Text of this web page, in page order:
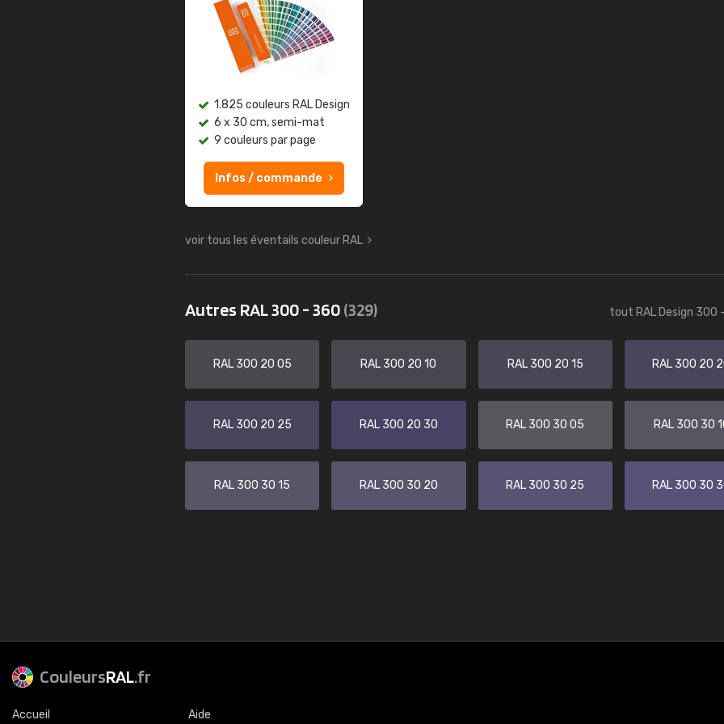
1.825 couleurs RAL Design
6 x 30 cm, semi-mat
9 couleurs par page
Infos / commande
voir tous les éventails couleur RAL
Autres RAL 300 - 360(329) tout RAL Design 300
RAL 300 20 05 RAL 300 20 10 RAL 300 20 15 RAL 300 20
RAL 300 20 25 RAL 300 20 30 RAL 300 30 05 RAL 300 30
RAL 300 30 15 RAL 300 30 20 RAL 300 30 25 RAL 300 30
CouleursRAL.fr
Accueil Aide